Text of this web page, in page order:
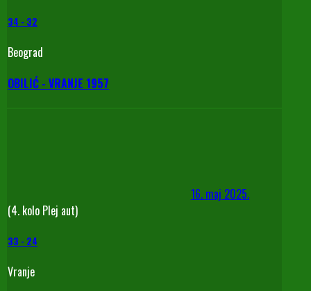
34 - 32
Beograd
OBILIĆ - VRANJE 1957
16. maj 2025.
(4. kolo Plej aut)
33 - 24
Vranje